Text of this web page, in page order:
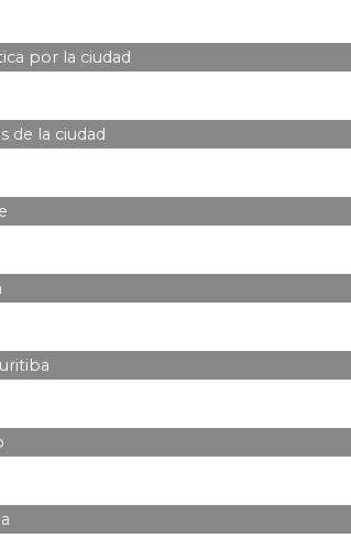
por la ciudad
de la ciudad